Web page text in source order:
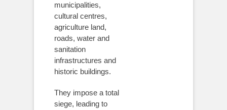
municipalities,
cultural centres,
agriculture land,
roads, water and
sanitation
infrastructures and
historic buildings.
They impose a total
siege, leading to